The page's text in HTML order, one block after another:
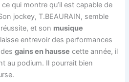
qui montre qu’il est capable de
jockey, T.BEAURAIN, semble
et son musique
entrevoir des performances
desgains en hausse cette année, il
au podium. Il pourrait bien